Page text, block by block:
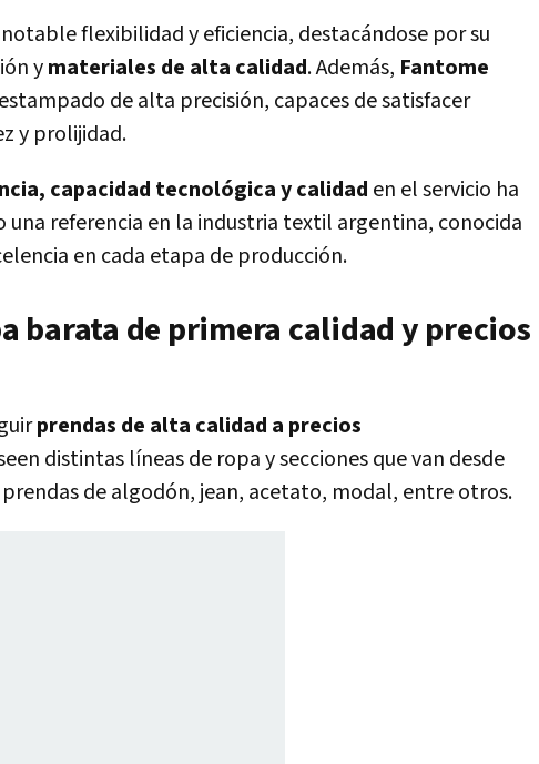
flexibilidad y eficiencia, destacándose por su
ymateriales de alta calidad. Además, Fantome
de alta precisión, capaces de satisfacer
y prolijidad.
capacidad tecnológica y calidad en el servicio ha
una referencia en la industria textil argentina, conocida
en cada etapa de producción.
barata de primera calidad y precios
prendas de alta calidad a precios
distintas líneas de ropa y secciones que van desde
de algodón, jean, acetato, modal, entre otros.